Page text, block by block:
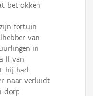
betrokken
fortuin
van
in
II van
hij had
naar verluidt
dorp